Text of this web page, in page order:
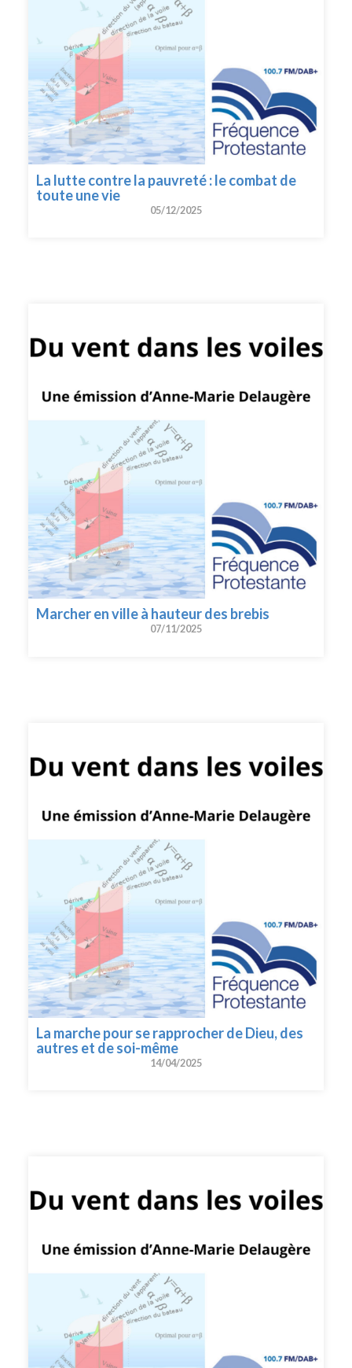
La lutte contre la pauvreté : le combat de
toute une vie
05/12/2025
Marcher en ville à hauteur des brebis
07/11/2025
La marche pour se rapprocher de Dieu, des
autres et de soi-même
14/04/2025